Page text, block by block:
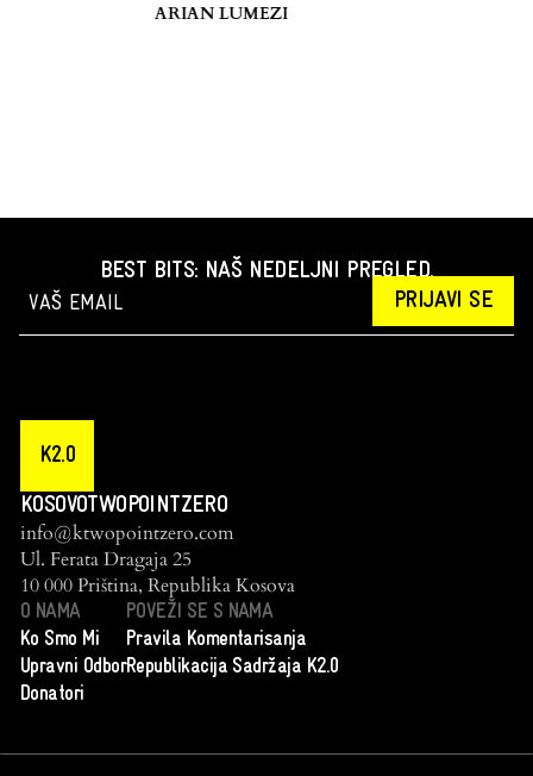
ARIAN LUMEZI
BEST BITS: NAŠ NEDELJNI PREGLED.
PRIJAVI SE
K2.0
KOSOVOTWOPOINTZERO
info@ktwopointzero.com
Ul. Ferata Dragaja 25
10 000 Priština, Republika Kosova
O NAMA
Ko Smo Mi
Upravni Odbor
Donatori
POVEŽI SE S NAMA
Pravila Komentarisanja
Republikacija Sadržaja K2.0